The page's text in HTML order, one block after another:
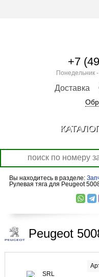
Вы находитесь в разделе:
Рулевая тяга для Peugeot
Peugeot
+7
Понедельник
Доставка